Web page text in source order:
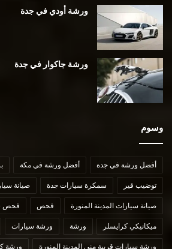
ورشة أودي في جدة
ورشة جاكوار في جدة
وسوم
أفضل ورشة في جدة أفضل ورشة في مكة
توضيب قير سمكرة سيارات جدة صيانة
صيانة سيارات المدينة المنورة فحص فحص
ميكانيكي كرايسلر ورشة ورشة سيارات
ورشة سيارات قريبة مني المدينة المنورة ورشة